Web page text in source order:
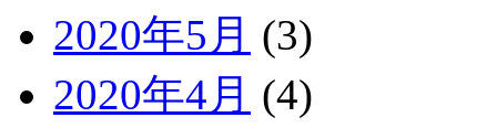
2020年5月 (3)
2020年4月 (4)